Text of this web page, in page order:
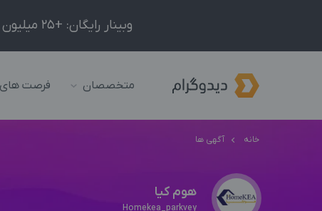
وبینار رایگان: +25 میلیون درآمد در ماه با ادمینیِ شبکه‌های اجتماعی داخلی و خارجی!
متخصصان فرصت
خانه آگهی ها
هوم کیا
Homekea_parkvey